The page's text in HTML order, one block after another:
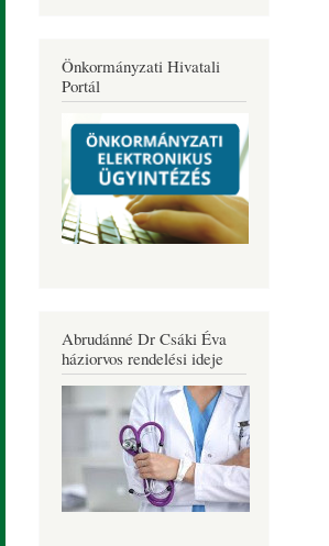
Önkormányzati Hivatali
Portál
Abrudánné Dr Csáki Éva
háziorvos rendelési ideje